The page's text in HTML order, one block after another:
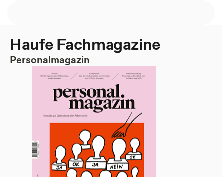
Haufe Fachmagazine
Personalmagazin